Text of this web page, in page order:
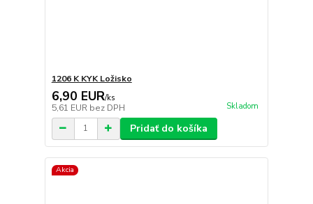
1206 K KYK Ložisko
6,90 EUR/ks
5,61 EUR bez DPH Skladom
Pridať do košíka
Akcia